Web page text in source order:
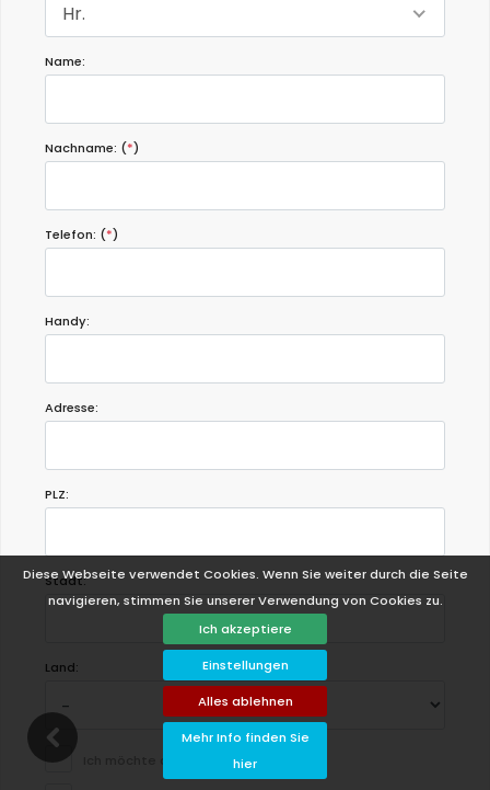
Diese Webseite verwendet Cookies. Wenn Sie weiter durch die Seite
navigieren, stimmen Sie unserer Verwendung von Cookies zu.
Ich akzeptiere
Einstellungen
Alles ablehnen
Mehr Info finden Sie
hier
Hr.
Name:
Nachname: (*)
Telefon: (*)
Handy:
Adresse:
PLZ:
Stadt:
Land:
Ich möchte den Newsletter erhalten.